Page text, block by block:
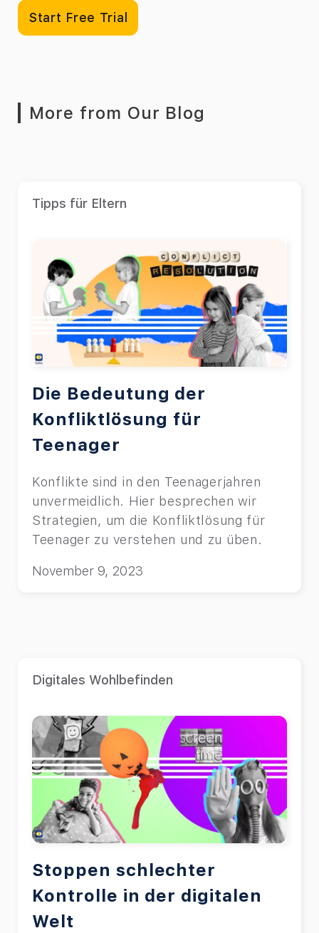
Start Free Trial
More from Our Blog
Tipps für Eltern
Die Bedeutung der
Konfliktlösung für
Teenager
Konflikte sind in den Teenagerjahren
unvermeidlich. Hier besprechen wir
Strategien, um die Konfliktlösung für
Teenager zu verstehen und zu üben.
November 9, 2023
Digitales Wohlbefinden
Stoppen schlechter
Kontrolle in der digitalen
Welt